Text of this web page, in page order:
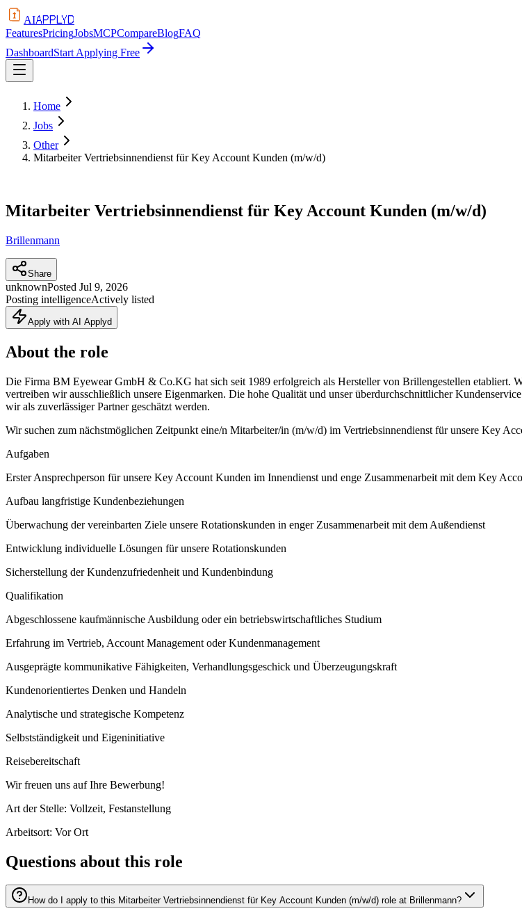
AIAPPLYD
FeaturesPricingJobsMCPCompareBlogFAQ
DashboardStart Applying Free
Home
Jobs
Other
Mitarbeiter Vertriebsinnendienst für Key Account Kunden (m/w/d)
Mitarbeiter Vertriebsinnendienst für Key Account Kunden (m/w/d)
Brillenmann
Share
unknownPosted Jul 9, 2026
Posting intelligenceActively listed
Apply with AI Applyd
About the role
Die Firma BM Eyewear GmbH & Co.KG hat sich seit 1989 erfolgreich als Hersteller von Brillengestellen etabliert.
vertreiben wir ausschließlich unsere Eigenmarken. Die hohe Qualität und unser überdurchschnittlicher
wir als zuverlässiger Partner geschätzt werden.
Wir suchen zum nächstmöglichen Zeitpunkt eine/n Mitarbeiter/in (m/w/d) im Vertriebsinnendienst für unsere Key
Aufgaben
Erster Ansprechperson für unsere Key Account Kunden im Innendienst und enge Zusammenarbeit mit dem Key
Aufbau langfristige Kundenbeziehungen
Überwachung der vereinbarten Ziele unsere Rotationskunden in enger Zusammenarbeit mit dem Außendienst
Entwicklung individuelle Lösungen für unsere Rotationskunden
Sicherstellung der Kundenzufriedenheit und Kundenbindung
Qualifikation
Abgeschlossene kaufmännische Ausbildung oder ein betriebswirtschaftliches Studium
Erfahrung im Vertrieb, Account Management oder Kundenmanagement
Ausgeprägte kommunikative Fähigkeiten, Verhandlungsgeschick und Überzeugungskraft
Kundenorientiertes Denken und Handeln
Analytische und strategische Kompetenz
Selbstständigkeit und Eigeninitiative
Reisebereitschaft
Wir freuen uns auf Ihre Bewerbung!
Art der Stelle: Vollzeit, Festanstellung
Arbeitsort: Vor Ort
Questions about this role
How do I apply to this Mitarbeiter Vertriebsinnendienst für Key Account Kunden (m/w/d) role at Brillenmann?